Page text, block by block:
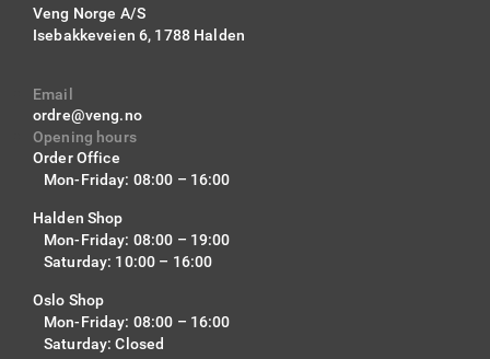
Fordeler med Safedrive:
• Sjåføren kan rette alt fokus på kjøringen
• Teller ned avstand til nærmeste kontroll eller
fotoboks
• Varsler i god tid med lys og lyd
• Varsler 98% av alle kontroller
Veng Norge A/S
Isebakkeveien 6, 1788 Halden
Email
ordre@veng.no
Opening hours
Order Office
Mon-Friday: 08:00 – 16:00
Halden Shop
Mon-Friday: 08:00 – 19:00
Saturday: 10:00 – 16:00
Oslo Shop
Mon-Friday: 08:00 – 16:00
Saturday: Closed